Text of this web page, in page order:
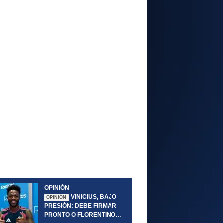
OPINIÓN
OPINIÓN
VINICIUS, BAJO
PRESIÓN: DEBE FIRMAR
PRONTO O FLORENTINO